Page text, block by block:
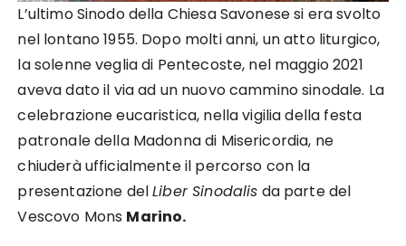
L’ultimo Sinodo della Chiesa Savonese si era svolto
nel lontano 1955. Dopo molti anni, un atto liturgico,
la solenne veglia di Pentecoste, nel maggio 2021
aveva dato il via ad un nuovo cammino sinodale. La
celebrazione eucaristica, nella vigilia della festa
patronale della Madonna di Misericordia, ne
chiuderà ufficialmente il percorso con la
presentazione delLiber Sinodalis da parte del
Vescovo Mons Marino.